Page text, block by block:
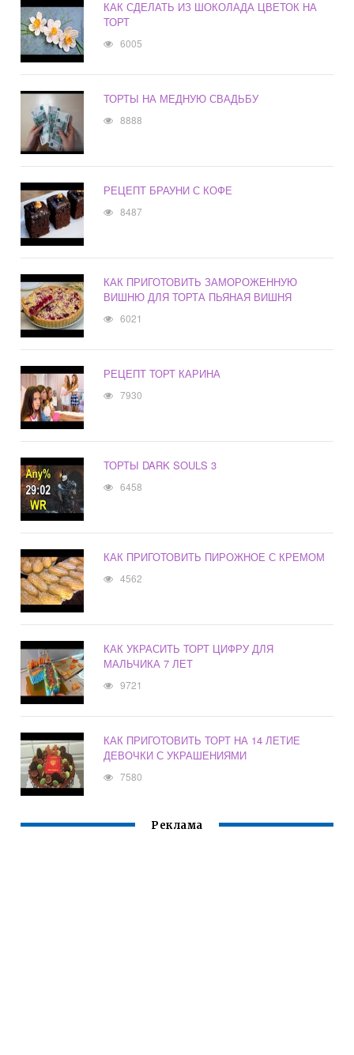
КАК СДЕЛАТЬ ИЗ ШОКОЛАДА ЦВЕТОК НА
ТОРТ
6005
ТОРТЫ НА МЕДНУЮ СВАДЬБУ
8888
РЕЦЕПТ БРАУНИ С КОФЕ
8487
КАК ПРИГОТОВИТЬ ЗАМОРОЖЕННУЮ
ВИШНЮ ДЛЯ ТОРТА ПЬЯНАЯ ВИШНЯ
6021
РЕЦЕПТ ТОРТ КАРИНА
7930
ТОРТЫ DARK SOULS 3
6458
КАК ПРИГОТОВИТЬ ПИРОЖНОЕ С КРЕМОМ
4562
КАК УКРАСИТЬ ТОРТ ЦИФРУ ДЛЯ
МАЛЬЧИКА 7 ЛЕТ
9721
КАК ПРИГОТОВИТЬ ТОРТ НА 14 ЛЕТИЕ
ДЕВОЧКИ С УКРАШЕНИЯМИ
7580
Реклама